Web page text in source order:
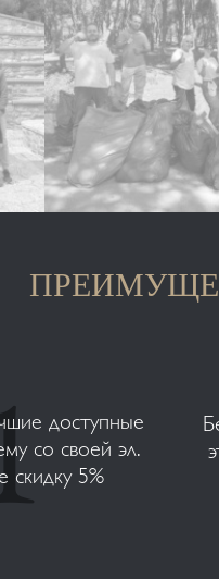
доступные
со своей эл.
скидку 5%